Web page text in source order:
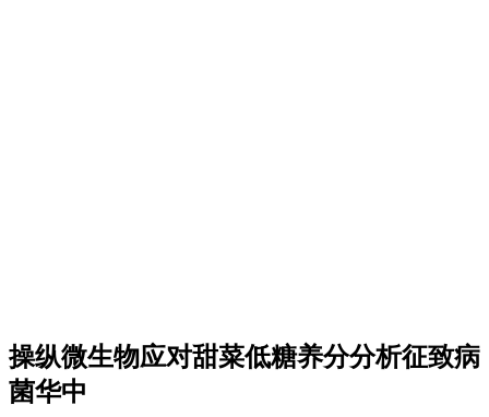
操纵微生物应对甜菜低糖养分分析征致病
菌华中